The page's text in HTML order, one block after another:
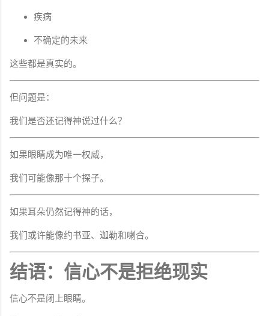
疾病
不确定的未来
这些都是真实的。
但问题是：
我们是否还记得神说过什么？
如果眼睛成为唯一权威，
我们可能像那十个探子。
如果耳朵仍然记得神的话，
我们或许能像约书亚、迦勒和喇合。
结语：信心不是拒绝现实
信心不是闭上眼睛。